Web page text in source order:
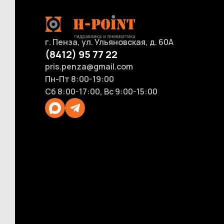
г. Пенза, ул. Ульяновская, д. 60А
(8412) 95 77 22
pris.penza@gmail.com
Пн-Пт 8:00-19:00
Сб 8:00-17:00, Вс 9:00-15:00